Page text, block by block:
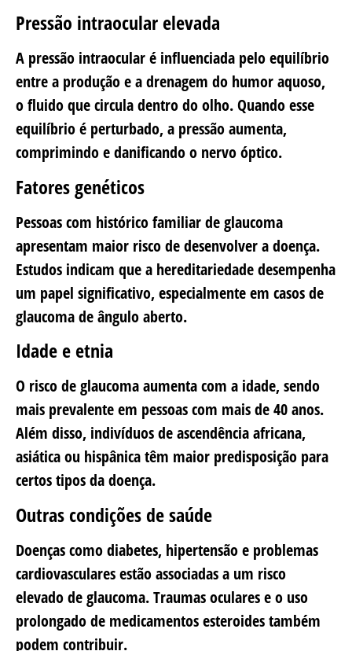
Pressão intraocular elevada
A pressão intraocular é influenciada pelo equilíbrio
entre a produção e a drenagem do humor aquoso,
o fluido que circula dentro do olho. Quando esse
equilíbrio é perturbado, a pressão aumenta,
comprimindo e danificando o nervo óptico.
Fatores genéticos
Pessoas com histórico familiar de glaucoma
apresentam maior risco de desenvolver a doença.
Estudos indicam que a hereditariedade desempenha
um papel significativo, especialmente em casos de
glaucoma de ângulo aberto.
Idade e etnia
O risco de glaucoma aumenta com a idade, sendo
mais prevalente em pessoas com mais de 40 anos.
Além disso, indivíduos de ascendência africana,
asiática ou hispânica têm maior predisposição para
certos tipos da doença.
Outras condições de saúde
Doenças como diabetes, hipertensão e problemas
cardiovasculares estão associadas a um risco
elevado de glaucoma. Traumas oculares e o uso
prolongado de medicamentos esteroides também
podem contribuir.